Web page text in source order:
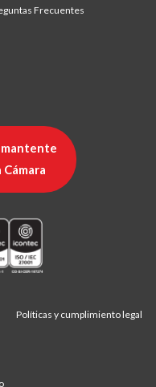
Frecuentes
mantente
Políticas y cumplimiento legal